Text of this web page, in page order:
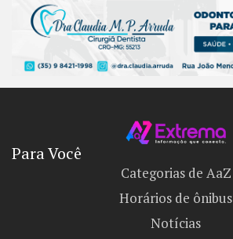
Para Você
Categorias de AaZ
Horários de ônibus
Notícias